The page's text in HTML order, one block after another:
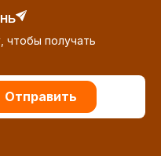
чтобы получать
Отправить